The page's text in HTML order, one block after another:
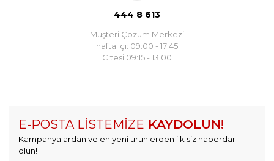
444 8 613
Müşteri Çözüm Merkezi
hafta içi: 09:00 - 17:45
C.tesi 09:15 - 13:00
E-POSTA LİSTEMİZE KAYDOLUN!
Kampanyalardan ve en yeni ürünlerden ilk siz haberdar
olun!